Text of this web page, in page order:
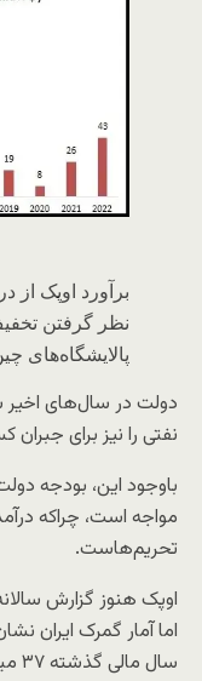
برآورد اوپک از
نظر گرفتن
پالایشگاه‌های
دولت در سال‌های
نفتی را نیز برای
مواجه است، چراکه
تحریم‌هاست.
اما آمار گمرک ایران
سال مالی گذشته ۳۷ میلیارد دلار بوده است.